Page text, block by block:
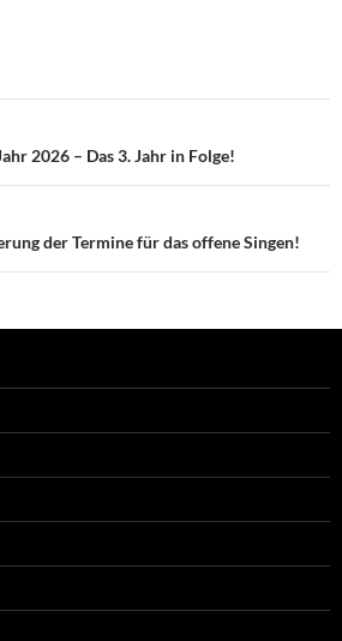
2026 – Das 3. Jahr in Folge!
der Termine für das offene Singen!